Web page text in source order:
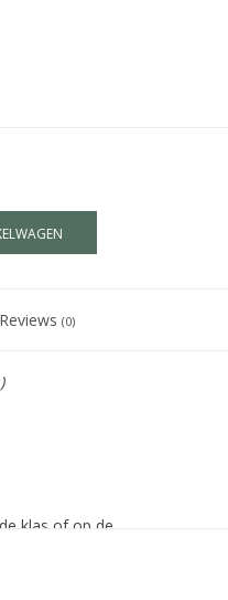
Reviews (0)
klas of op de
Enterprise)